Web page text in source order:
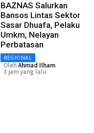
BAZNAS Salurkan
Bansos Lintas Sektor
Sasar Dhuafa, Pelaku
Umkm, Nelayan
Perbatasan
REGIONAL
OlehAhmad Ilham
3 jam yang lalu